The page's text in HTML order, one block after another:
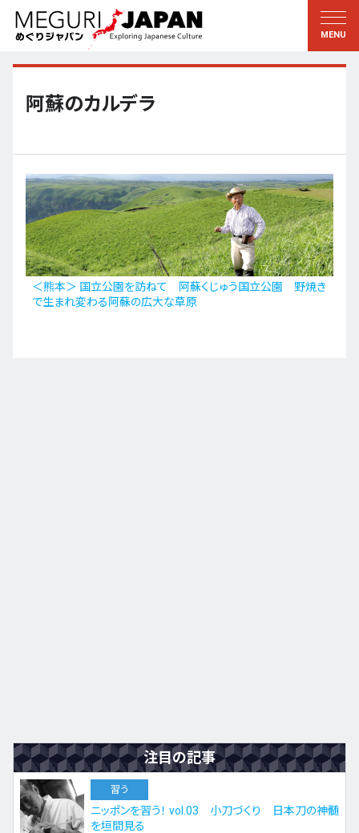
地域をめぐる
江戸・東京
甲信越
北陸
東海
近畿
京都・奈良
文化をめぐる
伝承
芸術・芸能
もの作り
自然
暦と暮らし
小野里茶の湯クラブ
阿蘇のカルデラ
＜熊本＞ 国立公園を訪ねて 阿蘇くじゅう国立公園 野焼き
で生まれ変わる阿蘇の広大な草原
注目の記事
習う
ニッポンを習う！ vol.03 小刀づくり 日本刀の神髄
を垣間見る